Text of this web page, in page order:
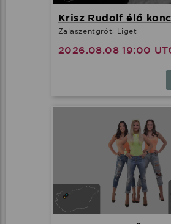
Krisz Rudolf élő
Zalaszentgrót, Liget
2026.08.08 19:00